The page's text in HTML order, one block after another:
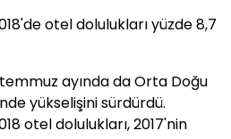
otel dolulukları yüzde 8,7
ayında da Orta Doğu
yükselişini sürdürdü.
otel dolulukları, 2017'nin